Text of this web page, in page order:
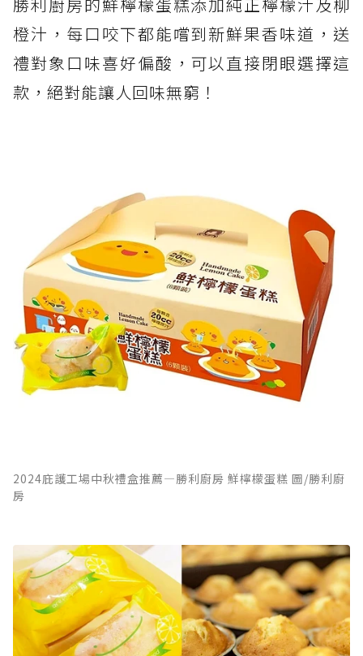
橙汁，每口咬下都能嚐到新鮮果香味道，送
禮對象口味喜好偏酸，可以直接閉眼選擇這
款，絕對能讓人回味無窮！
2024庇護工場中秋禮盒推薦—勝利廚房 鮮檸檬蛋糕 圖/勝利廚
房